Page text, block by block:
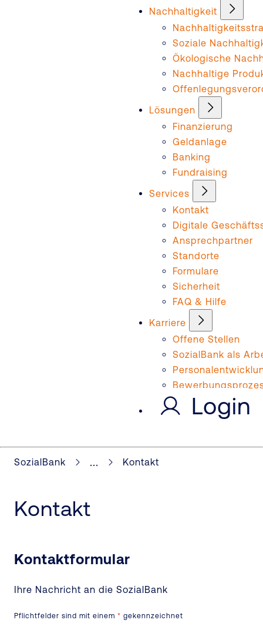
Nachhaltigkeit
Soziale
Ökologische
Nachhaltige
Lösungen
Finanzierung
Geldanlage
Banking
Fundraising
Services
Kontakt
Digitale
Ansprechpartner
Standorte
Formulare
Sicherheit
FAQ & Hilfe
Karriere
Offene Stellen
SozialBank als
Login
SozialBank ... Kontakt
Kontakt
Kontaktformular
Ihre Nachricht an die SozialBank
Pflichtfelder sind mit einem * gekennzeichnet